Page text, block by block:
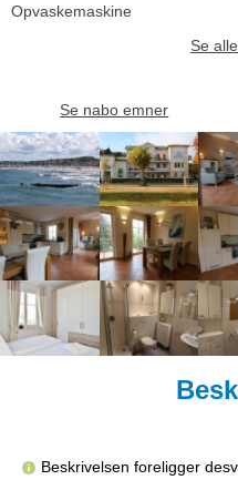
Opvaskemaskine
Se
Se nabo emner
Beskrivelsen foreligger